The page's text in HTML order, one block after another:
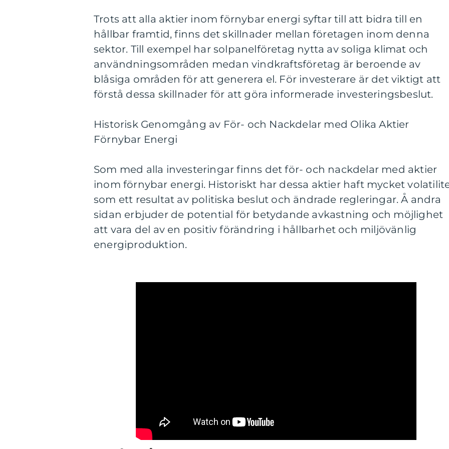
Trots att alla aktier inom förnybar energi syftar till att bidra till en
hållbar framtid, finns det skillnader mellan företagen inom denna
sektor. Till exempel har solpanelföretag nytta av soliga klimat och
användningsområden medan vindkraftsföretag är beroende av
blåsiga områden för att generera el. För investerare är det viktigt att
förstå dessa skillnader för att göra informerade investeringsbeslut.
Historisk Genomgång av För- och Nackdelar med Olika Aktier
Förnybar Energi
Som med alla investeringar finns det för- och nackdelar med aktier
inom förnybar energi. Historiskt har dessa aktier haft mycket
som ett resultat av politiska beslut och ändrade regleringar. Å andra
sidan erbjuder de potential för betydande avkastning och möjlighet
att vara del av en positiv förändring i hållbarhet och miljövänlig
energiproduktion.